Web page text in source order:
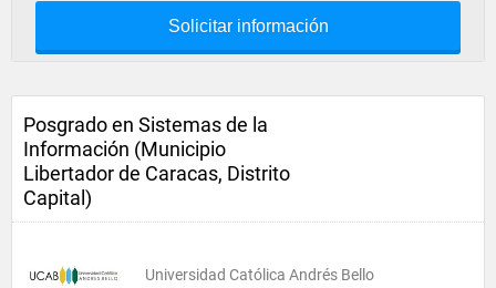
Solicitar información
Posgrado en Sistemas de la
Información (Municipio
Libertador de Caracas, Distrito
Capital)
Universidad Católica Andrés Bello